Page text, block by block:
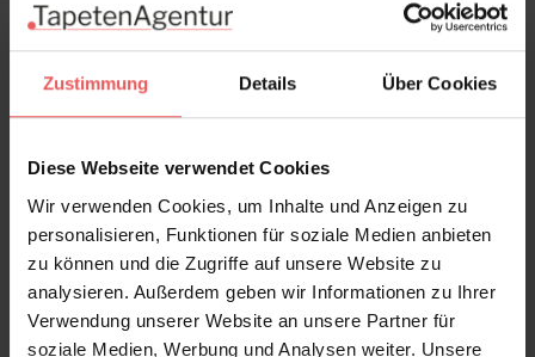
Zustimmung Details Über Cookies
Diese Webseite verwendet Cookies
Wir verwenden Cookies, um Inhalte und Anzeigen zu
personalisieren, Funktionen für soziale Medien anbieten
zu können und die Zugriffe auf unsere Website zu
analysieren. Außerdem geben wir Informationen zu Ihrer
Verwendung unserer Website an unsere Partner für
soziale Medien, Werbung und Analysen weiter. Unsere
Die maßgefertigte Tapete Fento ist ein
groß oder klein – eine besondere Note verleiht. Mit
ihrer luxuriösen Breite von bis zu 8 Metern und den
beruhigende, naturverbundene Atmosphäre. Dank
kleineren Räumen eine große Wirkung, indem sie Tiefe
und einen Hauch von Exklusivität hinzufügt. Ideal für
alle, die ein individuelles und kunstvolles Ambiente
schaffen möchten.